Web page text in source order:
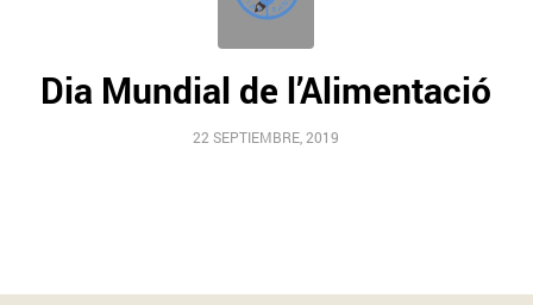
Dia Mundial de l’Alimentació
22 SEPTIEMBRE, 2019